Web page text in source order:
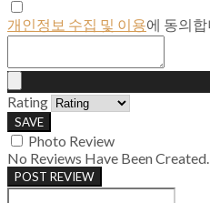
개인정보 수집 및 이용에 동의
Rating
SAVE
Photo Review
No Reviews Have Been Created.
POST REVIEW